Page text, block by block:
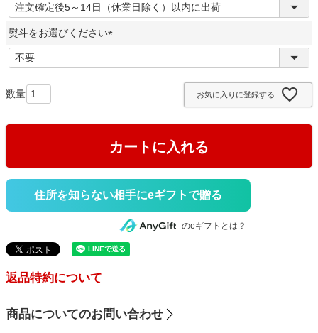
(
必
)
熨斗をお選びください
必
お気に入りに登録する
カートに入れる
住所を知らない相手にeギフトで贈る
のeギフトとは？
返品特約について
商品についてのお問い合わせ